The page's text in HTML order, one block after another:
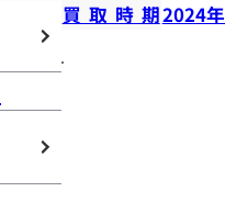
買取時期2024